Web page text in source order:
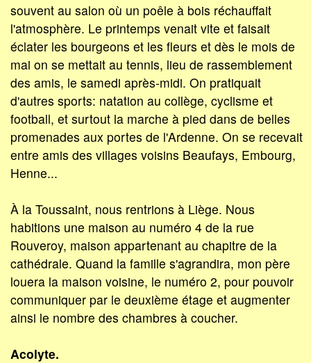
souvent au salon où un poêle à bois réchauffait
l'atmosphère. Le printemps venait vite et faisait
éclater les bourgeons et les fleurs et dès le mois de
mai on se mettait au tennis, lieu de rassemblement
des amis, le samedi après-midi. On pratiquait
d'autres sports: natation au collège, cyclisme et
football, et surtout la marche à pied dans de belles
promenades aux portes de l'Ardenne. On se recevait
entre amis des villages voisins Beaufays, Embourg,
Henne...
À la Toussaint, nous rentrions à Liège. Nous
habitions une maison au numéro 4 de la rue
Rouveroy, maison appartenant au chapitre de la
cathédrale. Quand la famille s'agrandira, mon père
louera la maison voisine, le numéro 2, pour pouvoir
communiquer par le deuxième étage et augmenter
ainsi le nombre des chambres à coucher.
Acolyte.